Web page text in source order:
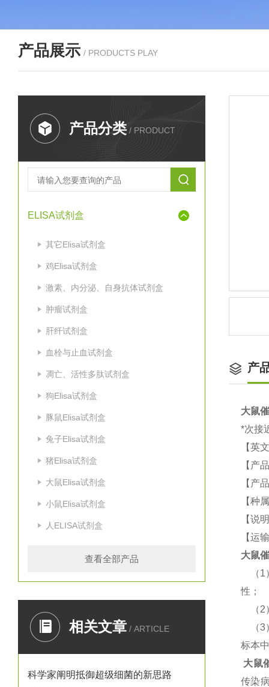
产品展示 / PRODUCTS PLAY
产品分类 / PRODUCT
ELISA试剂盒
其它Elisa试剂盒
鸡Elisa试剂盒
激素、内分泌、自身抗体试剂盒
肿瘤试剂盒
肝纤试剂盒
血栓与止血试剂盒
凋亡、活性多肽试剂盒
狗Elisa试剂盒
豚鼠Elisa试剂盒
兔子Elisa试剂盒
猪Elisa试剂盒
大鼠Elisa试剂盒
小鼠Elisa试剂盒
人ELISA试剂盒
查看全部产品
相关文章 / ARTICLE
科学家阐明抵御超级细菌的新思路
产
大鼠
*次接
【英
【产
【产
【种
【说
【运
大鼠
（
性；
（
（
标本
大鼠
传染